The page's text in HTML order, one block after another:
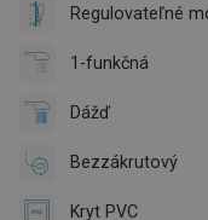
Regulovateľné
1-funkčná
Dážď
Bezzákrutový
Kryt PVC